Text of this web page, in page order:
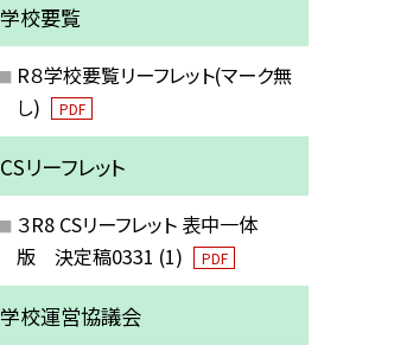
学校要覧
R８学校要覧リーフレット(マーク無
し)
PDF
CSリーフレット
３R8 CSリーフレット 表中一体
版 決定稿0331 (1)
PDF
学校運営協議会